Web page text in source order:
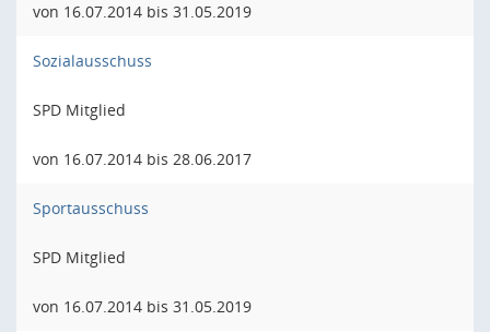
von 16.07.2014 bis 31.05.2019
Sozialausschuss
SPD Mitglied
von 16.07.2014 bis 28.06.2017
Sportausschuss
SPD Mitglied
von 16.07.2014 bis 31.05.2019